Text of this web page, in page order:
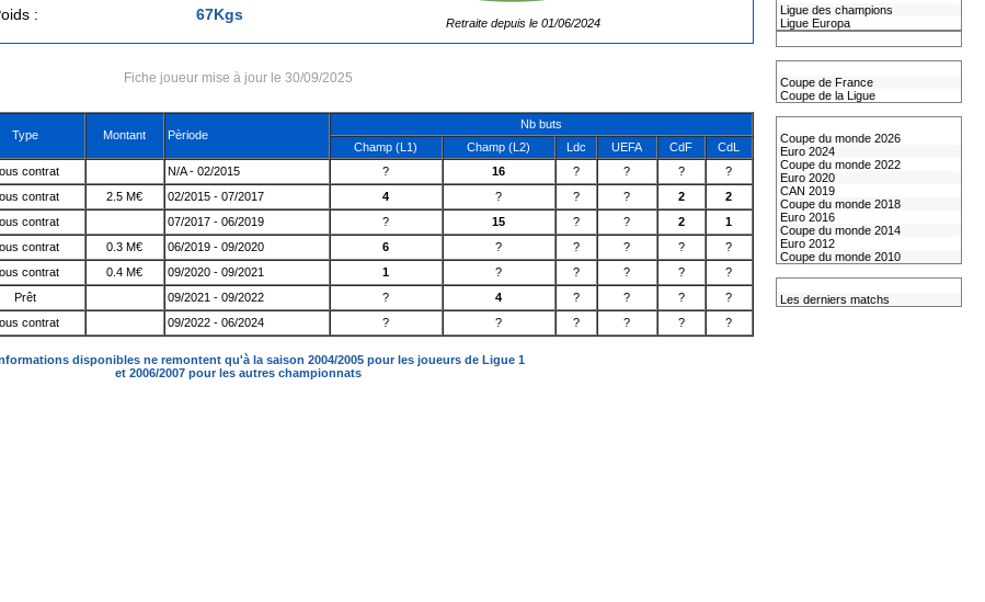
Retraite depuis le 01/06/2024
:
67Kgs
Fiche joueur mise à jour le 30/09/2025
Type Montant Pèriode
Nb buts
Champ (L1)
Champ (L2) Ldc UEFA CdF CdL
contrat N/A - 02/2015 ? 16 ? ? ? ?
contrat 2.5 M€ 02/2015 - 07/2017 4 ? ? ? 2 2
contrat 07/2017 - 06/2019 ? 15 ? ? 2 1
contrat 0.3 M€ 06/2019 - 09/2020 6 ? ? ? ? ?
contrat 0.4 M€ 09/2020 - 09/2021 1 ? ? ? ? ?
Prêt 09/2021 - 09/2022 ? 4 ? ? ? ?
contrat 09/2022 - 06/2024 ? ? ? ? ? ?
disponibles ne remontent qu'à la saison 2004/2005 pour les joueurs de Ligue 1
et 2006/2007 pour les autres championnats
Ligue des champions
Ligue Europa
Coupe de France
Coupe de la Ligue
Coupe du monde 2026
Euro 2024
Coupe du monde 2022
Euro 2020
CAN 2019
Coupe du monde 2018
Euro 2016
Coupe du monde 2014
Euro 2012
Coupe du monde 2010
Les derniers matchs